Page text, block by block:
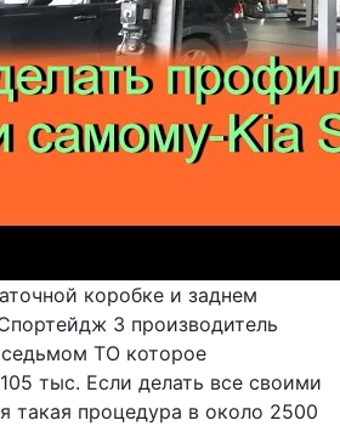
коробке и заднем
3 производитель
ТО которое
тыс. Если делать все своими
такая процедура в около 2500